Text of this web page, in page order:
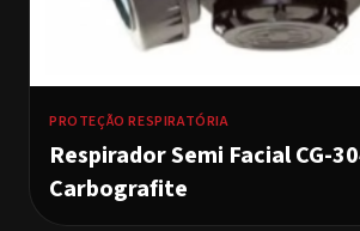
PROTEÇÃO RESPIRATÓRIA
Respirador Semi Facial CG-
Carbografite